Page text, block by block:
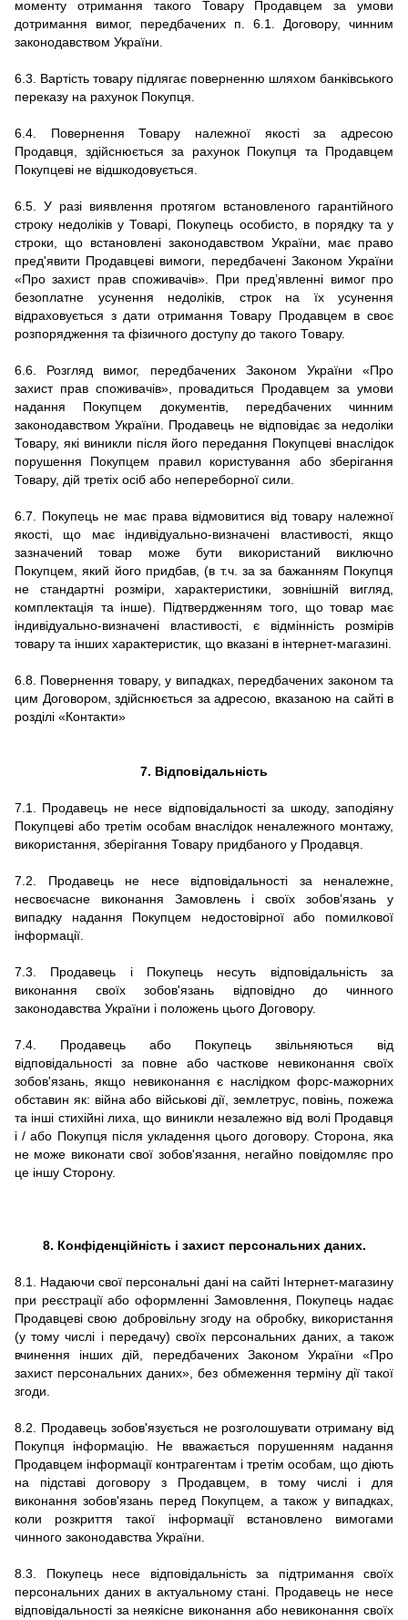
моменту отримання такого Товару Продавцем за умови
дотримання вимог, передбачених п. 6.1. Договору, чинним
законодавством України.
6.3. Вартість товару підлягає поверненню шляхом банківського
переказу на рахунок Покупця.
6.4. Повернення Товару належної якості за адресою
Продавця, здійснюється за рахунок Покупця та Продавцем
Покупцеві не відшкодовується.
6.5. У разі виявлення протягом встановленого гарантійного
строку недоліків у Товарі, Покупець особисто, в порядку та у
строки, що встановлені законодавством України, має право
пред'явити Продавцеві вимоги, передбачені Законом України
«Про захист прав споживачів». При пред’явленні вимог про
безоплатне усунення недоліків, строк на їх усунення
відраховується з дати отримання Товару Продавцем в своє
розпорядження та фізичного доступу до такого Товару.
6.6. Розгляд вимог, передбачених Законом України «Про
захист прав споживачів», провадиться Продавцем за умови
надання Покупцем документів, передбачених чинним
законодавством України. Продавець не відповідає за недоліки
Товару, які виникли після його передання Покупцеві внаслідок
порушення Покупцем правил користування або зберігання
Товару, дій третіх осіб або непереборної сили.
6.7.
Покупець не має права відмовитися від товару належної
якості, що має індивідуально-визначені властивості, якщо
зазначений товар може бути використаний виключно
Покупцем, який його придбав, (в т.ч. за за бажанням Покупця
не стандартні розміри, характеристики, зовнішній вигляд,
комплектація та інше).
Підтвердженням того, що товар має
індивідуально-визначені властивості, є відмінність розмірів
товару та інших характеристик, що вказані в інтернет-магазині.
6.8. Повернення товару, у випадках, передбачених законом та
цим Договором, здійснюється за адресою, вказаною на сайті в
розділі «Контакти»
7. Відповідальність
7.1.
Продавець не несе відповідальності за шкоду, заподіяну
Покупцеві або третім особам внаслідок неналежного монтажу,
використання, зберігання Товару придбаного у Продавця.
7.2.
Продавець не несе відповідальності за неналежне,
несвоєчасне виконання Замовлень і своїх зобов’язань у
випадку надання Покупцем недостовірної або помилкової
інформації.
7.3.
Продавець і Покупець несуть відповідальність за
виконання своїх зобов'язань відповідно до чинного
законодавства України і положень цього Договору.
7.4.
Продавець або Покупець звільняються від
відповідальності за повне або часткове невиконання своїх
зобов'язань, якщо невиконання є наслідком форс-мажорних
обставин як: війна або військові дії, землетрус, повінь, пожежа
та інші стихійні лиха, що виникли незалежно від волі Продавця
і / або Покупця після укладення цього договору. Сторона, яка
не може виконати свої зобов'язання, негайно повідомляє про
це іншу Сторону.
8. Конфіденційність і захист персональних даних.
8.1. Надаючи свої персональні дані на сайті Інтернет-магазину
при реєстрації або оформленні Замовлення, Покупець надає
Продавцеві свою добровільну згоду на обробку, використання
(у тому числі і передачу) своїх персональних даних, а також
вчинення інших дій, передбачених Законом України «Про
захист персональних даних», без обмеження терміну дії такої
згоди.
8.2. Продавець зобов'язується не розголошувати отриману від
Покупця інформацію. Не вважається порушенням надання
Продавцем інформації контрагентам і третім особам, що діють
на підставі договору з Продавцем, в тому числі і для
виконання зобов'язань перед Покупцем, а також у випадках,
коли розкриття такої інформації встановлено вимогами
чинного законодавства України.
8.3. Покупець несе відповідальність за підтримання своїх
персональних даних в актуальному стані. Продавець не несе
відповідальності за неякісне виконання або невиконання своїх